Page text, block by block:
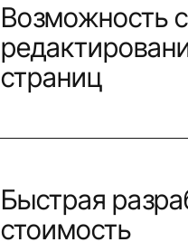
Возможность
страниц
Быстрая
стоимость